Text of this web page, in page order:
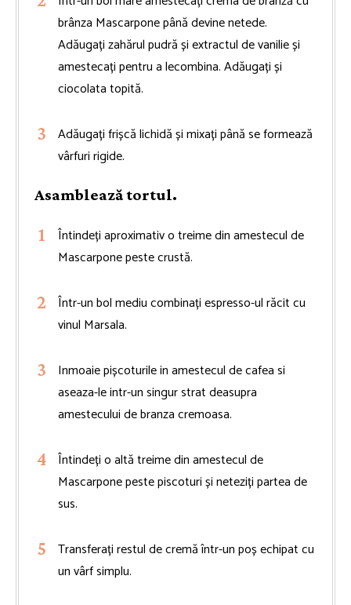
brânza Mascarpone până devine netede.
Adăugați zahărul pudră și extractul de vanilie și
amestecați pentru a lecombina. Adăugați și
ciocolata topită.
Adăugați frișcă lichidă și mixați până se formează
vârfuri rigide.
Asamblează tortul.
Întindeți aproximativ o treime din amestecul de
Mascarpone peste crustă.
Într-un bol mediu combinați espresso-ul răcit cu
vinul Marsala.
Inmoaie pișcoturile in amestecul de cafea si
aseaza-le intr-un singur strat deasupra
amestecului de branza cremoasa.
Întindeți o altă treime din amestecul de
Mascarpone peste piscoturi și neteziți partea de
sus.
Transferați restul de cremă într-un poș echipat cu
un vârf simplu.